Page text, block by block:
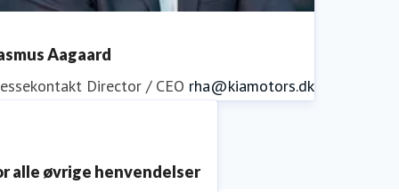
Aagaard
Director / CEO rha@kiamotors.dk
alle øvrige henvendelser